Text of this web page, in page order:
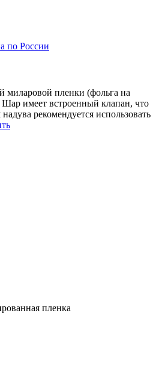
по России
миларовой пленки (фольга на
Шар имеет встроенный клапан, что
рекомендуется использовать
пленка